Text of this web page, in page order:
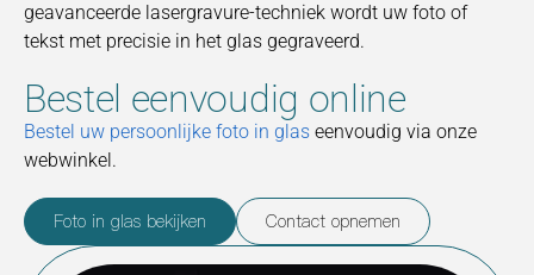
geavanceerde lasergravure-techniek wordt uw foto of
tekst met precisie in het glas gegraveerd.
Bestel eenvoudig online
Bestel uw persoonlijke foto in glas eenvoudig via onze
webwinkel.
Foto in glas bekijken Contact opnemen